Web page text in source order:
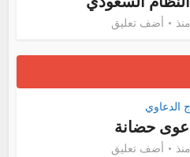
أضف تعليق
الدعاوي
حضانة
أضف تعليق